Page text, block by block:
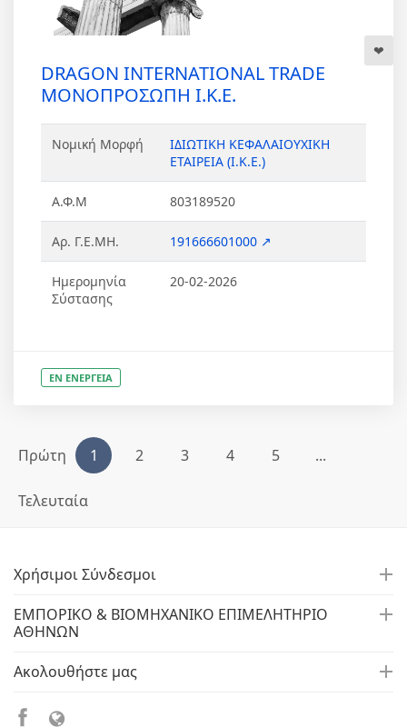
DRAGON INTERNATIONAL TRADE
ΜΟΝΟΠΡΟΣΩΠΗ Ι.Κ.Ε.
Νομική Μορφή
ΙΔΙΩΤΙΚΗ ΚΕΦΑΛΑΙΟΥΧΙΚΗ
ΕΤΑΙΡΕΙΑ (Ι.Κ.Ε.)
Α.Φ.Μ 803189520
Αρ. Γ.Ε.ΜΗ. 191666601000 ↗
Ημερομηνία
Σύστασης
20-02-2026
ΕΝ ΕΝΕΡΓΕΙΑ
Πρώτη 1 2 3 4 5 ...
Τελευταία
Χρήσιμοι Σύνδεσμοι
ΕΜΠΟΡΙΚΟ & ΒΙΟΜΗΧΑΝΙΚΟ ΕΠΙΜΕΛΗΤΗΡΙΟ
ΑΘΗΝΩΝ
Ακολουθήστε μας